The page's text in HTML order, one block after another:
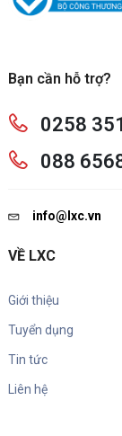
Bạn cần hỗ trợ?
0258
088
info@lxc.vn
VỀ LXC
Giới thiệu
Tuyển dụng
Tin tức
Liên hệ